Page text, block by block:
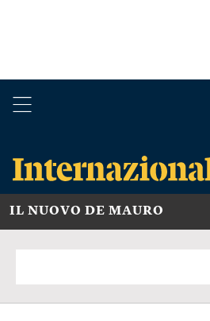
IL NUOVO DE MAURO